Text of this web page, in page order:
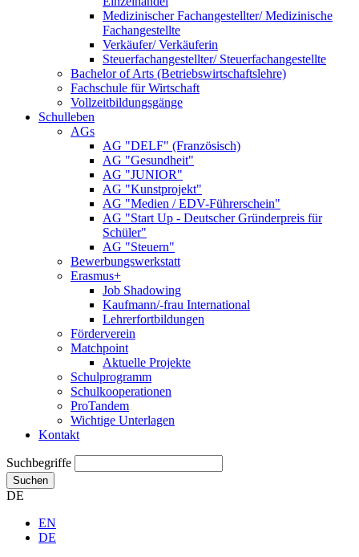
Medizinischer Fachangestellter/ Medizinische
Fachangestellte
Verkäufer/ Verkäuferin
Steuerfachangestellter/ Steuerfachangestellte
Bachelor of Arts (Betriebswirtschaftslehre)
Fachschule für Wirtschaft
Vollzeitbildungsgänge
Schulleben
AGs
AG "DELF" (Französisch)
AG "Gesundheit"
AG "JUNIOR"
AG "Kunstprojekt"
AG "Medien / EDV-Führerschein"
AG "Start Up - Deutscher Gründerpreis für
Schüler"
AG "Steuern"
Bewerbungswerkstatt
Erasmus+
Job Shadowing
Kaufmann/-frau International
Lehrerfortbildungen
Förderverein
Matchpoint
Aktuelle Projekte
Schulprogramm
Schulkooperationen
ProTandem
Wichtige Unterlagen
Kontakt
Suchbegriffe
Suchen
DE
EN
DE